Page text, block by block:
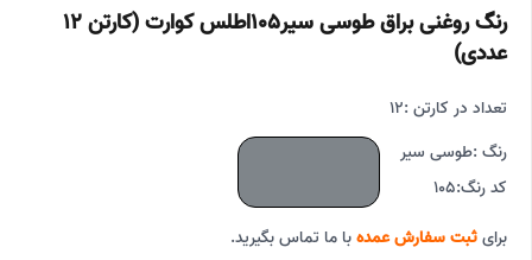
رنگ روغنی براق طوسی سیر105اطلس کوارت (کارتن 12
عددی)
تعداد در کارتن :12
رنگ :طوسی سیر
کد رنگ:105
برایثبت سفارش عمدهبا ما تماس بگیرید.